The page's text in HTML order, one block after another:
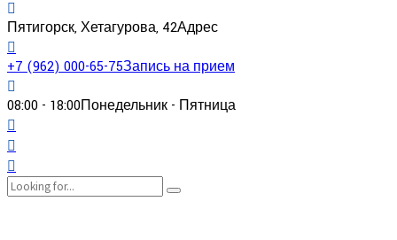
Пятигорск, Хетагурова, 42Адрес
+7 (962) 000-65-75Запись на прием
08:00 - 18:00Понедельник - Пятница